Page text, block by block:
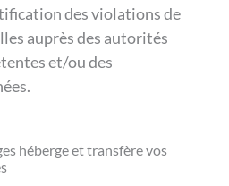
des violations de
auprès des autorités
et/ou des
héberge et transfère vos